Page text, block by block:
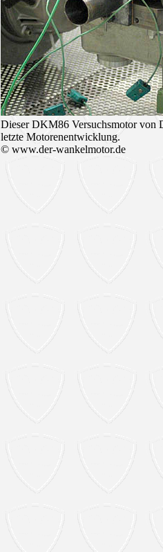
Dieser DKM86 Versuchsmotor von
letzte Motorenentwicklung.
© www.der-wankelmotor.de